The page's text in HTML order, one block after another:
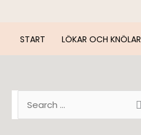
START LÖKAR OCH KNÖLAR
ö